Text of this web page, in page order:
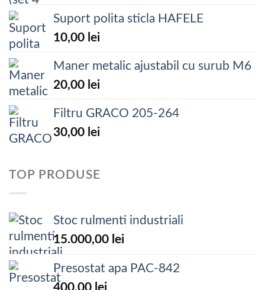
Suport polita sticla HAFELE
10,00 lei
Maner metalic ajustabil cu surub M6
20,00 lei
Filtru GRACO 205-264
30,00 lei
TOP PRODUSE
Stoc rulmenti industriali
15.000,00 lei
Presostat apa PAC-842
400,00 lei